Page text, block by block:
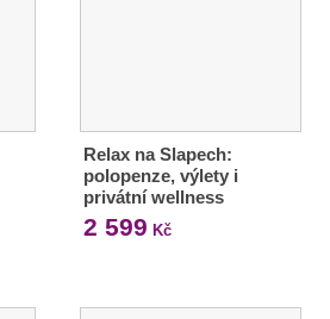
Relax na Slapech:
polopenze, výlety i
privátní wellness
2 599 Kč